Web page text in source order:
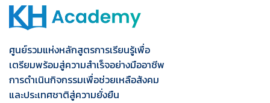
ศูนย์รวมแห่งหลักสูตรการเรียนรู้เพื่อ
เตรียมพร้อมสู่ความสำเร็จอย่างมืออาชีพ
การดำเนินกิจกรรมเพื่อช่วยเหลือสังคม
และประเทศชาติสู่ความยั่งยืน